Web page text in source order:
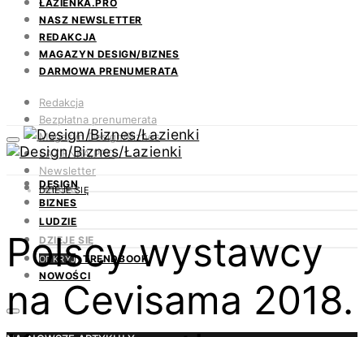
ŁAZIENKA.PRO
NASZ NEWSLETTER
REDAKCJA
MAGAZYN DESIGN/BIZNES
DARMOWA PRENUMERATA
Redakcja
Bezpłatna prenumerata
Magazyn Design/Biznes
ŁAZIENKA.PRO
Newsletter
Kontakt
DESIGN
BIZNES
LUDZIE
DZIEJE SIĘ
ODKRYJ TRENDBOOK
NOWOŚCI
DZIEJE SIĘ
Polscy wystawcy
na Cevisama 2018.